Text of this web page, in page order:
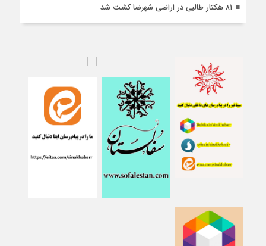
۸۱ هکتار طالبی در اراضی شهرضا کشت شد